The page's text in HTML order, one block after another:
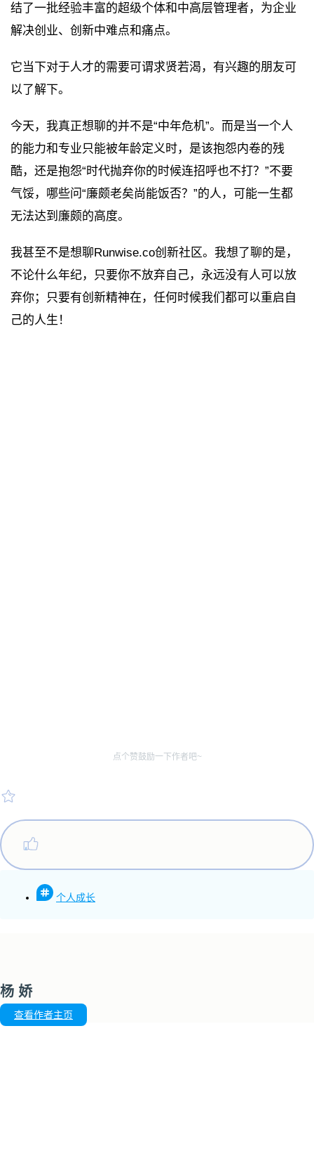
结了一批经验丰富的超级个体和中高层管理者，为企业
解决创业、创新中难点和痛点。
它当下对于人才的需要可谓求贤若渴，有兴趣的朋友可
以了解下。
今天，我真正想聊的并不是“中年危机”。而是当一个人
的能力和专业只能被年龄定义时，是该抱怨内卷的残
酷，还是抱怨“时代抛弃你的时候连招呼也不打？”不要
气馁，哪些问“廉颇老矣尚能饭否？”的人，可能一生都
无法达到廉颇的高度。
我甚至不是想聊Runwise.co创新社区。我想了聊的是，
不论什么年纪，只要你不放弃自己，永远没有人可以放
弃你；只要有创新精神在，任何时候我们都可以重启自
己的人生！
点个赞鼓励一下作者吧~
个人成长
杨 娇
查看作者主页